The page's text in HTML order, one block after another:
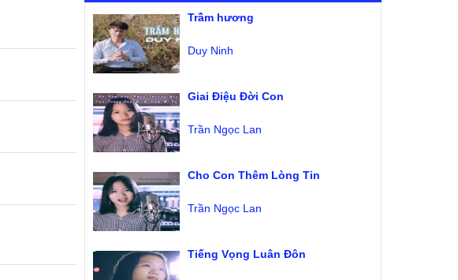
Trầm hương
Duy Ninh
Giai Điệu Đời Con
Trần Ngọc Lan
Cho Con Thêm Lòng Tin
Trần Ngọc Lan
Tiếng Vọng Luân Đôn